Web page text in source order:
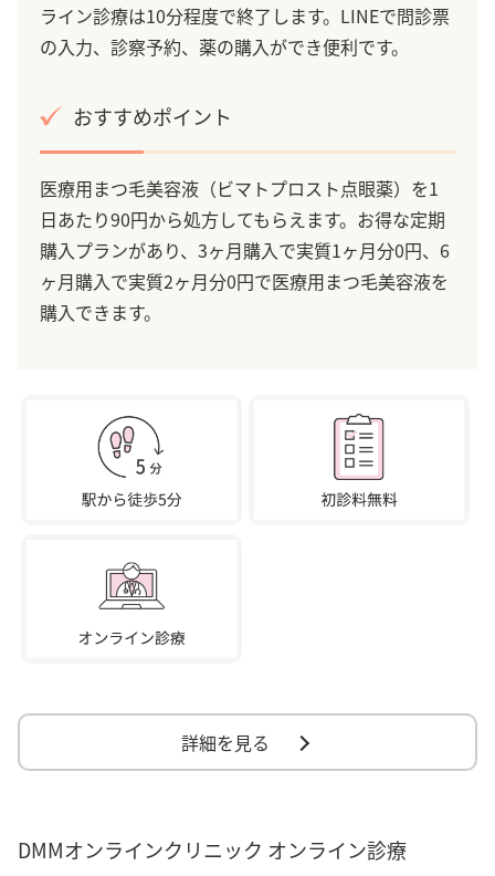
ライン診療は10分程度で終了します。LINEで問診票
の入力、診察予約、薬の購入ができ便利です。
おすすめポイント
医療用まつ毛美容液（ビマトプロスト点眼薬）を1
日あたり90円から処方してもらえます。お得な定期
購入プランがあり、3ヶ月購入で実質1ヶ月分0円、6
ヶ月購入で実質2ヶ月分0円で医療用まつ毛美容液を
購入できます。
詳細を見る
DMMオンラインクリニック オンライン診療